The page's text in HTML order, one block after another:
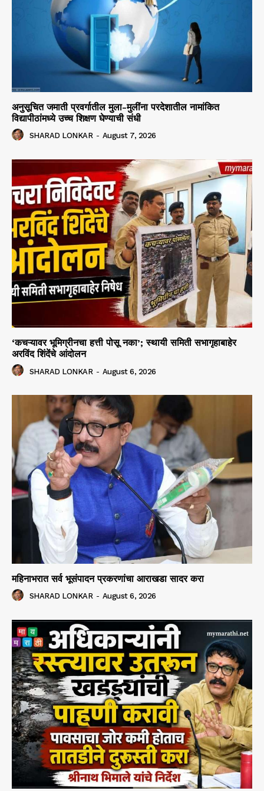
अनुसूचित जमाती प्रवर्गातील मुला-मुलींना परदेशातील नामांकित
विद्यापीठांमध्ये उच्च शिक्षण घेण्याची संधी
SHARAD LONKAR - August 7, 2026
‘कचऱ्यावर भूमिग्रीनचा हत्ती पोसू नका’; स्थायी समिती सभागृहाबाहेर
अरविंद शिंदेंचे आंदोलन
SHARAD LONKAR - August 6, 2026
महिनाभरात सर्व भूसंपादन प्रकरणांचा आराखडा सादर करा
SHARAD LONKAR - August 6, 2026